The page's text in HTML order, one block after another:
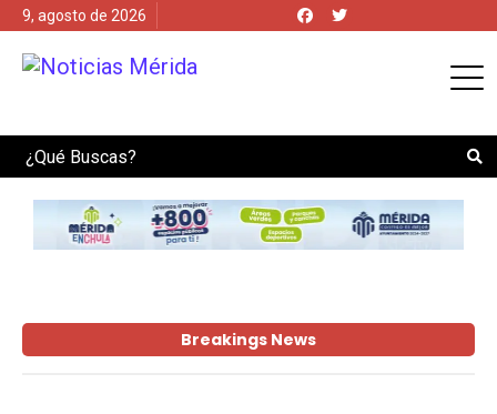
9, agosto de 2026
Search
Breakings News